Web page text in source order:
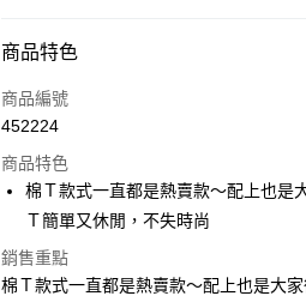
付款方式
信用卡一次付款
LINE Pay
Apple Pay
街口支付
商品特色
商品編號
452224
商品特色
棉Ｔ款式一直都是熱賣款～配上也是
Ｔ簡單又休閒，不失時尚
銷售重點
棉Ｔ款式一直都是熱賣款～配上也是大